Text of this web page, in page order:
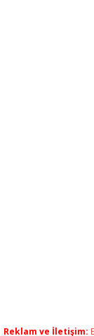
Reklam ve İletişim: